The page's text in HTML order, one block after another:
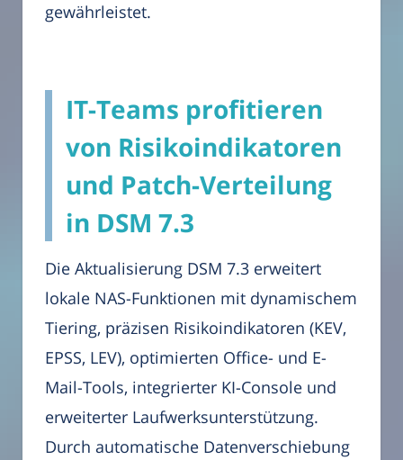
gewährleistet.
IT-Teams profitieren
von Risikoindikatoren
und Patch-Verteilung
in DSM 7.3
Die Aktualisierung DSM 7.3 erweitert
lokale NAS-Funktionen mit dynamischem
Tiering, präzisen Risikoindikatoren (KEV,
EPSS, LEV), optimierten Office- und E-
Mail-Tools, integrierter KI-Console und
erweiterter Laufwerksunterstützung.
Durch automatische Datenverschiebung